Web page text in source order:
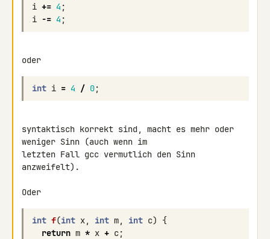
i += 4 ;
i -= 4 ;
int i = 4 / 0;
syntaktisch korrekt sind, macht es mehr oder
weniger Sinn (auch wenn im
letzten Fall gcc vermutlich den Sinn
anzweifelt).
int f(int x, int m, int c)
{
return m * x + c;